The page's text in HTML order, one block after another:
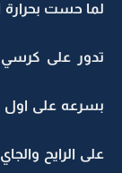
لما حست
تدور على
بسرعه على اول
على الرايح